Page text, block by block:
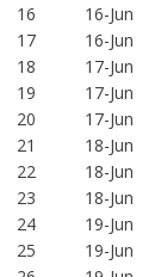
16
16-Jun
17
16-Jun
18
17-Jun
19
17-Jun
20
17-Jun
21
18-Jun
22
18-Jun
23
18-Jun
24
19-Jun
25
19-Jun